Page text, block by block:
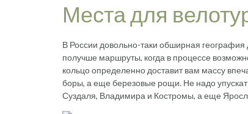
Места для
В России довольно-таки обширная
получше маршруты, когда в процессе
кольцо определенно доставит вам массу
боры, а еще березовые рощи. Не надо
Суздаля, Владимира и Костромы, а еще